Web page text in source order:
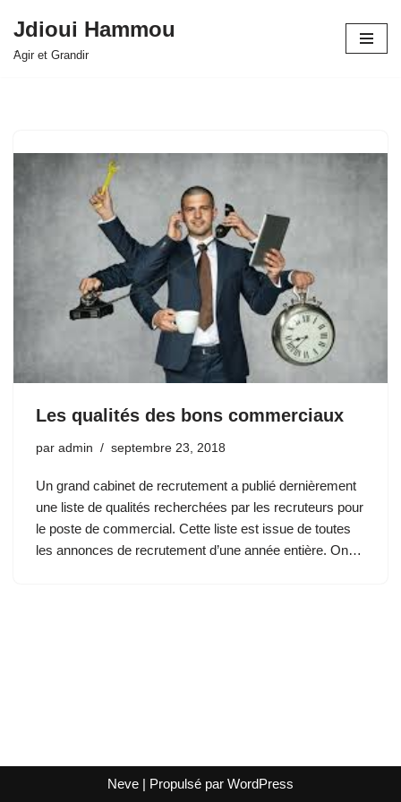
Aller
Jdioui Hammou
َAgir et Grandir
Les qualités des bons commerciaux
par admin septembre 23, 2018
Un grand cabinet de recrutement a publié dernièrement
une liste de qualités recherchées par les recruteurs pour
le poste de commercial. Cette liste est issue de toutes
les annonces de recrutement d’une année entière. On…
Neve | Propulsé par WordPress